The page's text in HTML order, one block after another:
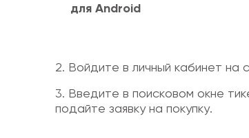
для Android
2. Войдите в личный кабинет на
3. Введите в поисковом окне
подайте заявку на покупку.